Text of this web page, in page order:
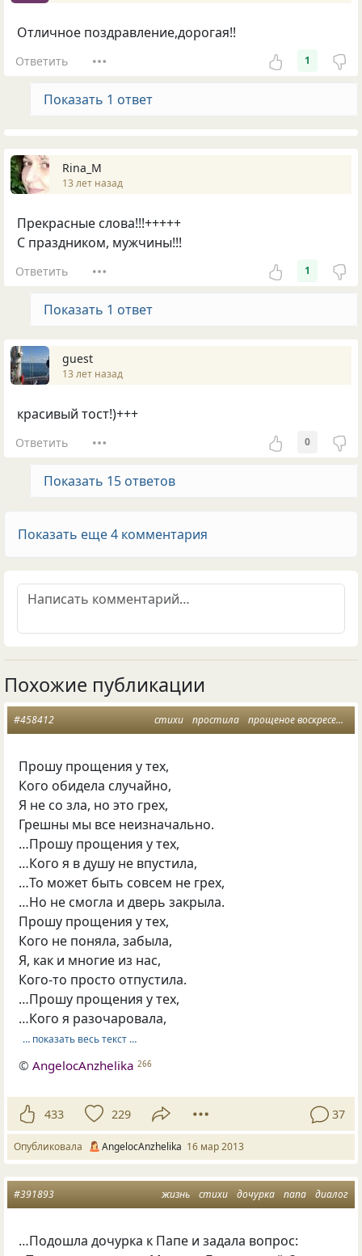
Отличное поздравление,дорогая!!
Ответить 1
Показать 1 ответ
Rina_M
13 лет назад
Прекрасные слова!!!+++++
С праздником, мужчины!!!
Ответить 1
Показать 1 ответ
guest
13 лет назад
красивый тост!)+++
Ответить 0
Показать 15 ответов
Показать еще 4 комментария
Похожие публикации
стихи простила прощеное воскресенье
#458412
Прошу прощения у тех,
Кого обидела случайно,
Я не со зла, но это грех,
Грешны мы все неизначально.
…Прошу прощения у тех,
…Кого я в душу не впустила,
…То может быть совсем не грех,
…Но не смогла и дверь закрыла.
Прошу прощения у тех,
Кого не поняла, забыла,
Я, как и многие из нас,
Кого-то просто отпустила.
…Прошу прощения у тех,
…Кого я разочаровала,
… показать весь текст …
©AngelocAnzhelika 266
433 229 37
Опубликовала AngelocAnzhelika 16 мар 2013
жизнь стихи дочурка папа диалог
#391893
…Подошла дочурка к Папе и задала вопрос: